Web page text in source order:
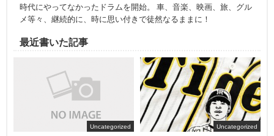
時代にやってなかったドラムを開始。 車、音楽、映画、旅、グル
メ等々、継続的に、時に思い付きで徒然なるままに！
最近書いた記事
Uncategorized Uncategorized